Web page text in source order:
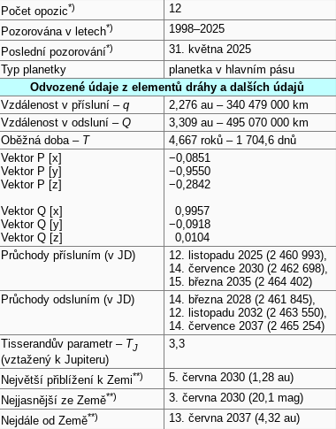
Počet opozic*)
12
Pozorována v letech*)
1998–2025
Poslední pozorování*)
31. května 2025
Typ planetky
planetka v hlavním pásu
Odvozené údaje z elementů dráhy a dalších údajů
Vzdálenost v přísluní – q
2,276 au – 340 479 000 km
Vzdálenost v odsluní – Q
3,309 au – 495 070 000 km
Oběžná doba – T
4,667 roků – 1 704,6 dnů
Vektor P [x]
Vektor P [y]
Vektor P [z]
Vektor Q [x]
Vektor Q [y]
Vektor Q [z]
−0,0851
−0,9550
−0,2842
0,9957
−0,0918
0,0104
Průchody přísluním (v JD) 12. listopadu 2025 (2 460 993),
14. července 2030 (2 462 698),
15. března 2035 (2 464 402)
Průchody odsluním (v JD) 14. března 2028 (2 461 845),
12. listopadu 2032 (2 463 550),
14. července 2037 (2 465 254)
Tisserandův parametr – TJ
(vztažený k Jupiteru)
3,3
Největší přiblížení k Zemi**) 5. června 2030 (1,28 au)
Nejjasnější ze Země**) 3. června 2030 (20,1 mag)
Nejdále od Země**) 13. června 2037 (4,32 au)